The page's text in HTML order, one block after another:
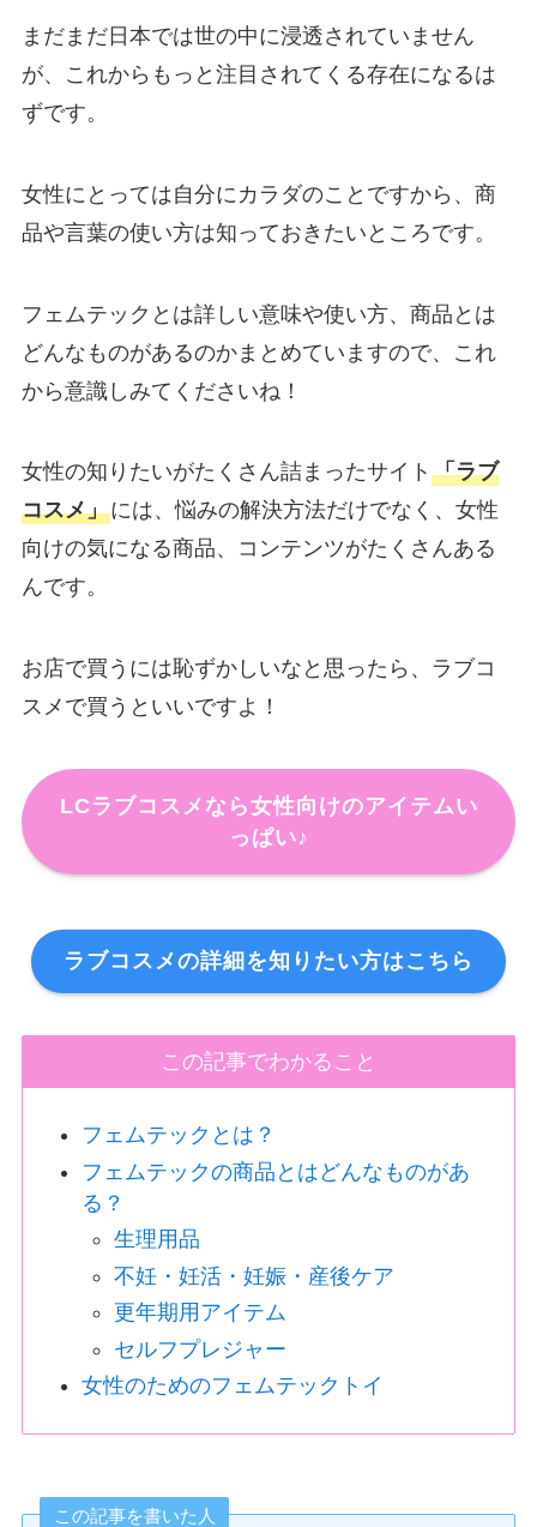
まだまだ日本では世の中に浸透されていません
が、これからもっと注目されてくる存在になるは
ずです。
女性にとっては自分にカラダのことですから、商
品や言葉の使い方は知っておきたいところです。
フェムテックとは詳しい意味や使い方、商品とは
どんなものがあるのかまとめていますので、これ
から意識しみてくださいね！
女性の知りたいがたくさん詰まったサイト 「ラブ
コスメ」には、悩みの解決方法だけでなく、女性
向けの気になる商品、コンテンツがたくさんある
んです。
お店で買うには恥ずかしいなと思ったら、ラブコ
スメで買うといいですよ！
LCラブコスメなら女性向けのアイテムい
っぱい♪
ラブコスメの詳細を知りたい方はこちら
この記事でわかること
フェムテックとは？
フェムテックの商品とはどんなものがあ
る？
生理用品
不妊・妊活・妊娠・産後ケア
更年期用アイテム
セルフプレジャー
女性のためのフェムテックトイ
この記事を書いた人